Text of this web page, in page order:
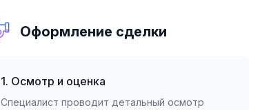
Оформление сделки
1. Осмотр и оценка
Специалист проводит детальный осмотр